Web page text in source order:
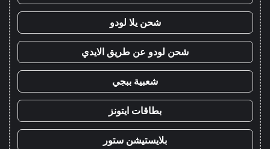
شحن يلا لودو
شحن لودو عن طريق الايدي
شعبية ببجي
بطاقات ايتونز
بلايستيشن ستور